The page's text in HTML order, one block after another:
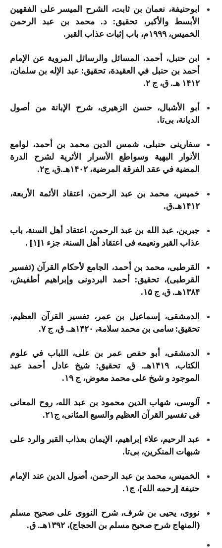
ابوحنیفة، نعمان بن ثابت، الشرح المیسر علی الفقهین
الأبسط والأکبر، تحقیق: د. محمد بن عبد الرحمن
الخمیس، ۱۹۹۹م، باب إثبات عذاب القبر.
ابن حنبل، أحمد، المسائل والرسائل المرویة عن الإمام
أحمد بن حنبل في العقیدة، تحقیق: عبد الإله بن سلمان،
۱۴۱۲ هـ. ق، ج ۲.
أبو الأشبال، حسن الزهیری، شرح الإبانة من أصول
الدیانة، بی‌تا.
سفارینی حنبلی، شمس الدین محمد بن أحمد، لوامع
الأنوار البهیة وسواطع الأسرار الأثریة لشرح الدرة
المضیة في عقد الفرقة المرضیة، ۱۴۰۲هـ.ق، ج۲.
خمیس، محمد بن عبد الرحمن، اعتقاد الأئمة الأربعة،
۱۴۱۲هـ.ق.
جبرین، عبد الله بن عبد الرحمن، اعتقاد أهل السنة، باب
عذاب القبر ونعیمه فی اعتقاد أهل السنة، جزء ۱[۱] .
القرطبی، محمد بن أحمد، الجامع لأحکام القرآن (تفسیر
القرطبی)، تحقیق: أحمد البردونی وإبراهیم أطفیش،
۱۳۸۴هـ. ق، ج ۱۵.
الدمشقی، إسماعیل بن عمر، تفسیر القرآن العظیم،
تحقیق: سامی بن محمد سلامة، ۱۴۲۰هـ. ق، ج ۷.
الدمشقی، أبو حفص عمر بن علی، اللباب في علوم
الکتاب، ۱۴۱۹هـ. ق، تحقیق: شیخ عادل أحمد عبد
الموجود و شیخ علی محمد معوض، ج ۱۹.
آلوسی، شهاب الدین محمود بن عبد الله، روح المعانی
فی تفسیر القرآن العظیم والسبع المثانی، ج۲۱.
عبد الرحیم، علاء إبراهیم، الإیمان بعذاب القبر والرد علی
شبهات المنکرین، بی‌تا.
الخمیس، محمد بن عبد الرحمن، أصول الدین عند الإمام
حنیفة [رحمه الله]، ج۱.
نووی، یحیی بن شرف، شرح النووی علی صحیح مسلم
(المنهاج شرح صحیح مسلم بن الحجاج)، ۱۳۹۲هـ. ق.